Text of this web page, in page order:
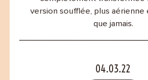
version soufflée, plus aérienne
que jamais.
04.03.22